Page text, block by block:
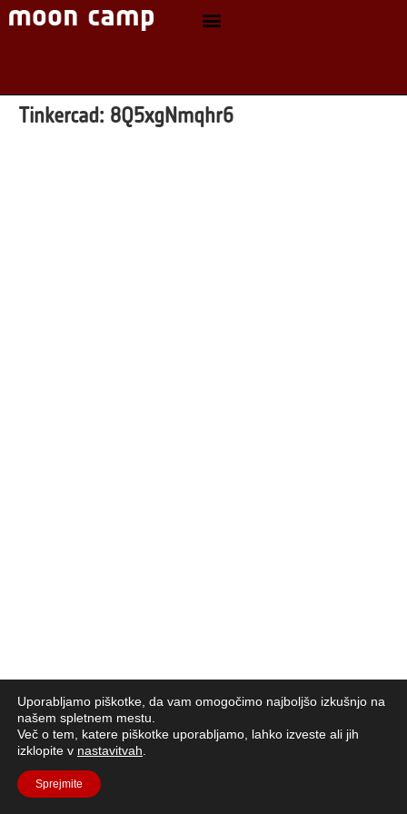
Tinkercad: 8Q5xgNmqhr6
Uporabljamo piškotke, da vam omogočimo najboljšo izkušnjo na
našem spletnem mestu.
Več o tem, katere piškotke uporabljamo, lahko izveste ali jih
izklopite v nastavitvah
Sprejmite